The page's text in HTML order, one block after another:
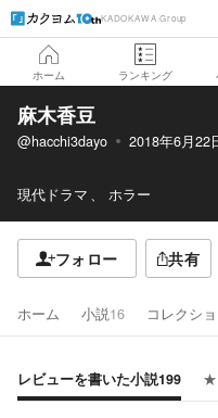
KADOKAWA Group
ホーム ランキング
麻木香豆
@hacchi3dayo 2018年6月22
現代ドラマ ホラー
フォロー 共有
ホーム 小説16 コレクシ
レビューを書いた小説199 ★